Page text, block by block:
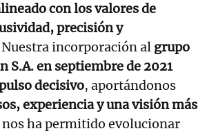
con los valores de
precisión y
Nuestra incorporación al grupo
S.A. en septiembre de 2021
decisivo, aportándonos
experiencia y una visión más
nos ha permitido evolucionar